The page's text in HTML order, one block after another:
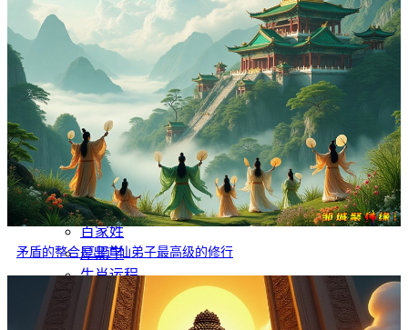
佛道文化
佛家
道家
传统文化
传统文化
八字命理
奇门遁甲
灵异故事
文学
哲学
百家姓
厚黑学
生肖运程
在线投稿
联系我们
矛盾的整合是出道仙弟子最高级的修行